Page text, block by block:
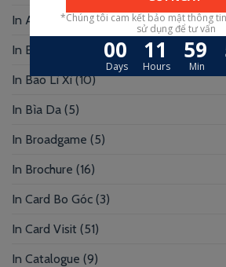
In Artprint(4)
In Báo Cáo Thường Niên
(2)
In Bao Lì Xì(10)
In Bìa Da (5)
In Broadgame (5)
In Brochure (16)
In Card Bo Góc (3)
In Card Visit (51)
In Catalogue (9)